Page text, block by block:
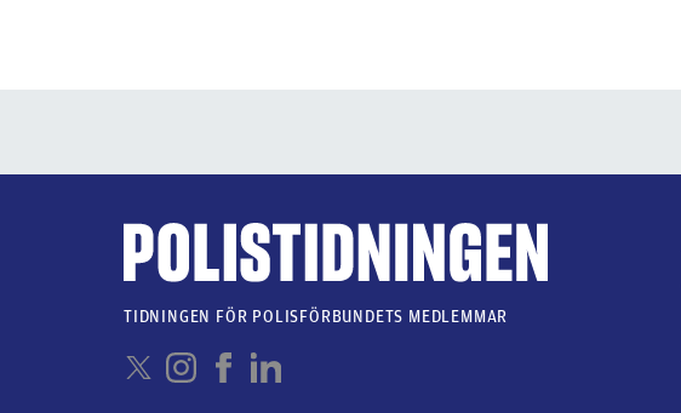
TIDNINGEN FÖR POLISFÖRBUNDETS MEDLEMMAR